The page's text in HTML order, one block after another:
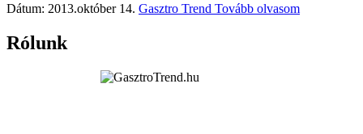
Dátum: 2013.október 14. Gasztro Trend Tovább olvasom
Rólunk